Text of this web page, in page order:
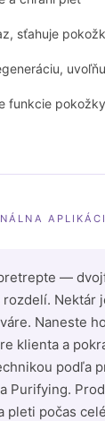
sťahuje
funkcie pokožky
—
Nektár
Naneste
klienta a
podľa
Purifying.
pleti počas